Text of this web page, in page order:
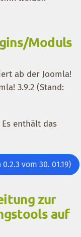
Moduls
ab der Joomla!
3.9.2 (Stand:
Es enthält das
vom 30. 01.19)
zur
auf